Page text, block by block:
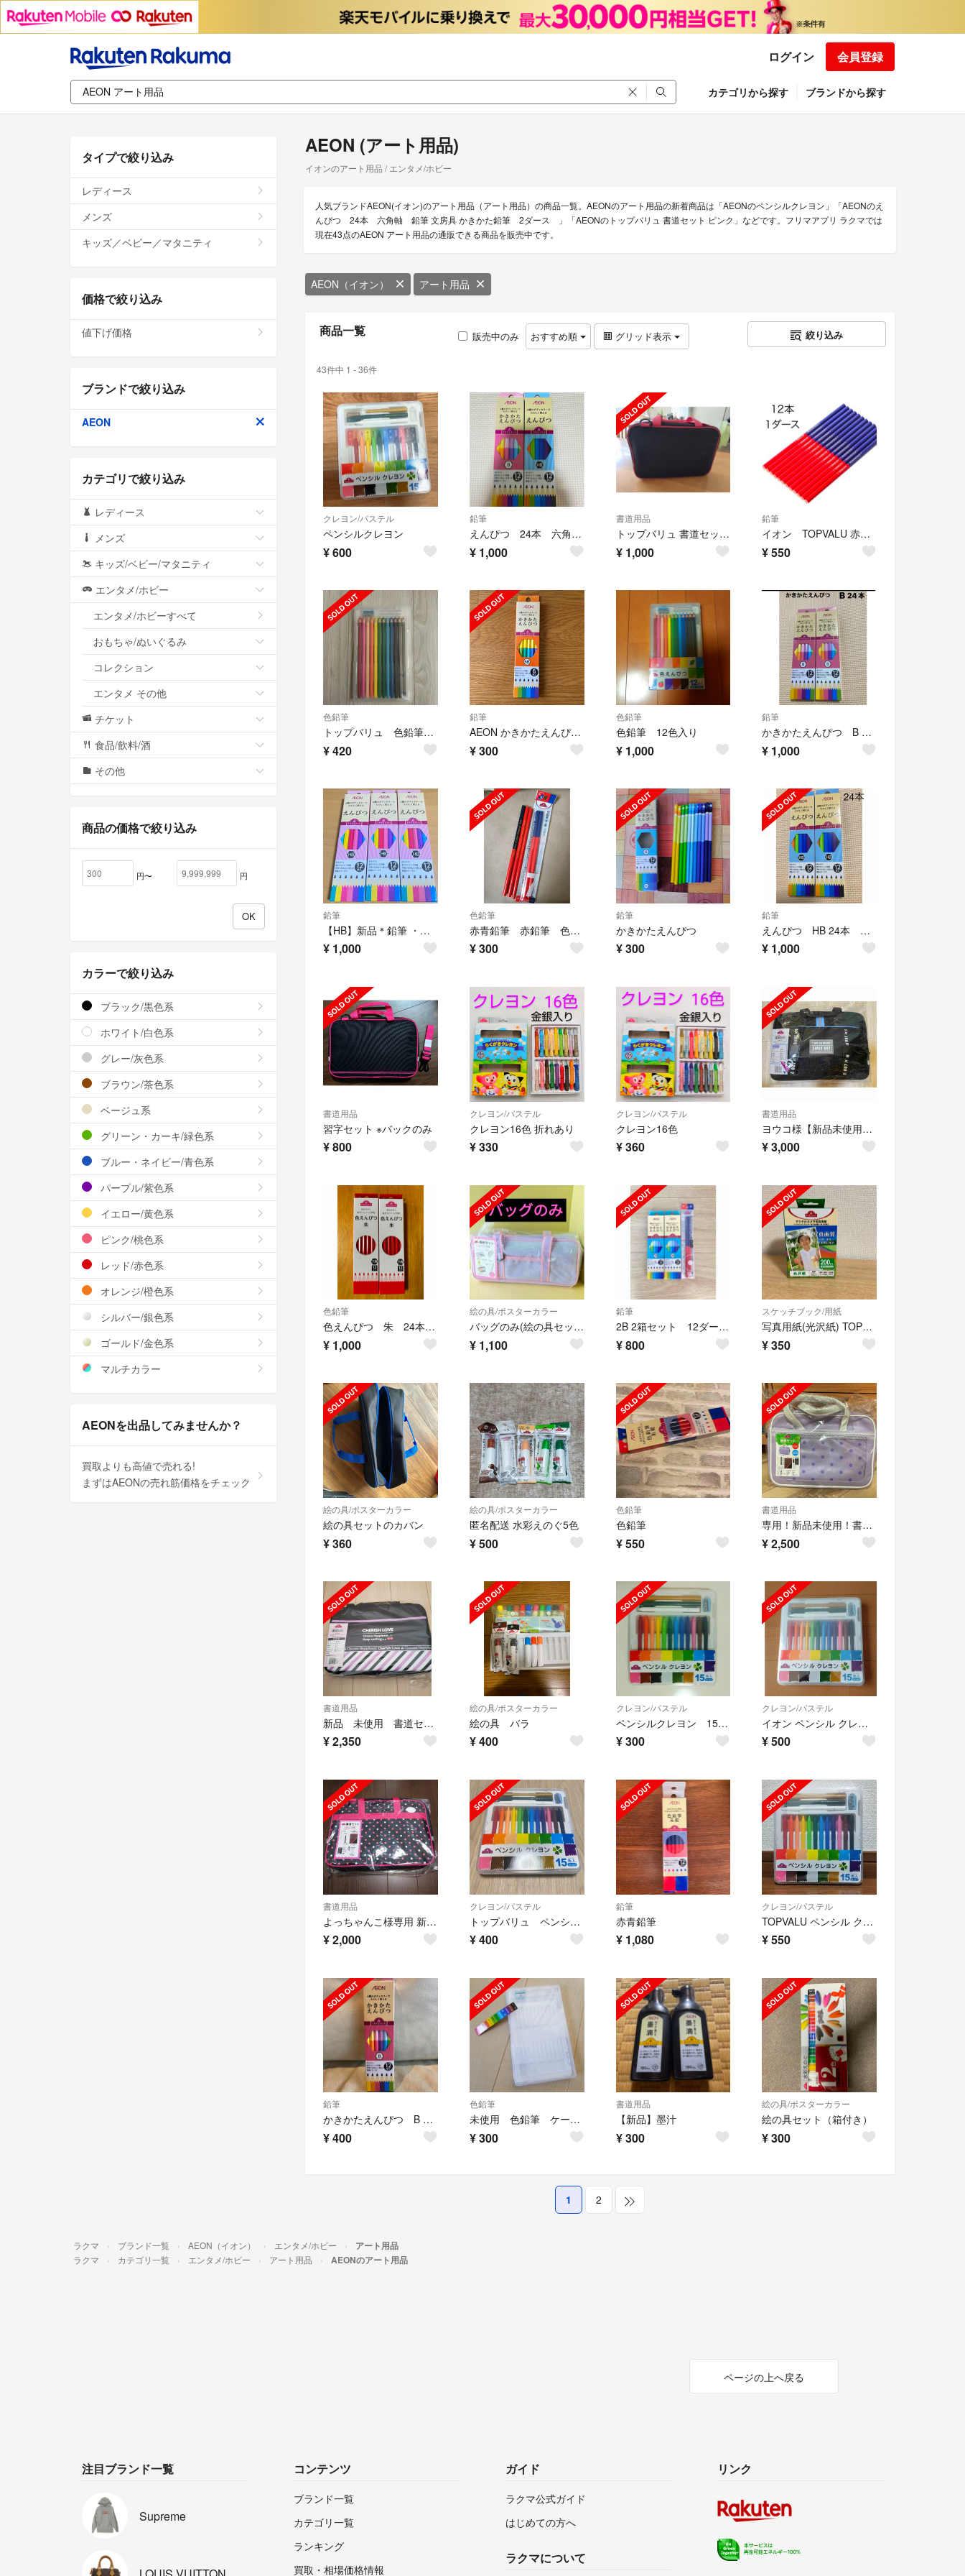
ログイン 会員登録
カテゴリから探す ブランドから探す
AEON (アート用品)
イオンのアート用品 / エンタメ/ホビー
人気ブランドAEON(イオン)のアート用品（アート用品）の商品一覧。AEONのアート用品の新着商品は「AEONのペンシルクレヨン」「AEONのえ
んぴつ 24本 六角軸 鉛筆 文房具 かきかた鉛筆 2ダース 」「AEONのトップバリュ 書道セット ピンク」などです。フリマアプリ ラクマでは
現在43点のAEON アート用品の通販できる商品を販売中です。
AEON（イオン） アート用品
商品一覧 販売中のみ おすすめ順 グリッド表示 絞り込み
43件中 1 - 36件
クレヨン/パステル
ペンシルクレヨン
¥600
鉛筆
えんぴつ 24本 六角軸 鉛筆 文房具 かきかた鉛筆 2ダース
¥ 1,000
書道用品
トップバリュ 書道セット ピンク
¥ 1,000
鉛筆
イオン TOPVALU 赤青えんぴつ 色鉛筆 12本 1ダース 六角形
¥550
色鉛筆
トップバリュ 色鉛筆12色
¥420
鉛筆
AEON かきかたえんぴつ6B
¥300
色鉛筆
色鉛筆 12色入り
¥ 1,000
鉛筆
かきかたえんぴつ B 24本 六角軸 鉛筆 文房具 かきかた鉛筆B 2ダース
¥ 1,000
鉛筆
【HB】新品＊鉛筆 ・トップバリュ イオン 36本セット ピンク系
¥ 1,000
色鉛筆
赤青鉛筆 赤鉛筆 色鉛筆 朱・藍 計5本
¥300
鉛筆
かきかたえんぴつ
¥300
鉛筆
えんぴつ HB 24本 六角軸 鉛筆 文房具 かきかた鉛筆HB 2ダース
¥ 1,000
書道用品
習字セット ※バックのみ
¥800
クレヨン/パステル
クレヨン16色 折れあり
¥330
クレヨン/パステル
クレヨン16色
¥360
書道用品
ヨウコ様【新品未使用】書道セット 習字セット 小学校
¥3,000
色鉛筆
色えんぴつ 朱 24本セット
¥ 1,000
絵の具/ポスターカラー
バッグのみ(絵の具セット)
¥ 1,100
鉛筆
2B 2箱セット 12ダース 赤青鉛筆 イオン AEON トップバリュ
¥800
スケッチブック/用紙
写真用紙(光沢紙) TOPVALU 150枚以上
¥350
絵の具/ポスターカラー
絵の具セットのカバン
¥360
絵の具/ポスターカラー
匿名配送 水彩えのぐ5色
¥500
色鉛筆
色鉛筆
¥550
書道用品
専用！新品未使用！書道セット 小学生 女の子
¥2,500
書道用品
新品 未使用 書道セット 女の子 小学校 小学生
¥2,350
絵の具/ポスターカラー
絵の具 バラ
¥400
クレヨン/パステル
ペンシルクレヨン 15色セット 使いかけ
¥300
クレヨン/パステル
イオン ペンシル クレヨン クーピー
¥500
書道用品
よっちゃんこ様専用 新品 書道セット 女の子用 イオン トップバリュー
¥2,000
クレヨン/パステル
トップバリュ ペンシルクレヨン 15色
¥400
鉛筆
赤青鉛筆
¥ 1,080
クレヨン/パステル
TOPVALU ペンシル クレヨン
¥550
鉛筆
かきかたえんぴつ B 12本 新品未使用
¥400
色鉛筆
未使用 色鉛筆 ケースのみ(鉛筆削り付き)
¥300
書道用品
【新品】墨汁
¥300
絵の具/ポスターカラー
絵の具セット（箱付き）
¥300
1 2
タイプで絞り込み
レディース
メンズ
キッズ／ベビー／マタニティ
価格で絞り込み
値下げ価格
ブランドで絞り込み
AEON
カテゴリで絞り込み
レディース
メンズ
キッズ/ベビー/マタニティ
エンタメ/ホビー
エンタメ/ホビーすべて
おもちゃ/ぬいぐるみ
コレクション
エンタメ その他
チケット
食品/飲料/酒
その他
商品の価格で絞り込み
円〜 円
カラーで絞り込み
ブラック/黒色系
ホワイト/白色系
グレー/灰色系
ブラウン/茶色系
ベージュ系
グリーン・カーキ/緑色系
ブルー・ネイビー/青色系
パープル/紫色系
イエロー/黄色系
ピンク/桃色系
レッド/赤色系
オレンジ/橙色系
シルバー/銀色系
ゴールド/金色系
マルチカラー
AEONを出品してみませんか？
買取よりも高値で売れる!
まずはAEONの売れ筋価格をチェック
ラクマ ブランド一覧 AEON（イオン） エンタメ/ホビー アート用品
ラクマ カテゴリ一覧 エンタメ/ホビー アート用品 AEONのアート用品
ページの上へ戻る
注目ブランド一覧
Supreme
コンテンツ
ブランド一覧
カテゴリ一覧
ランキング
買取・相場価格情報
ガイド
ラクマ公式ガイド
はじめての方へ
ラクマについて
リンク